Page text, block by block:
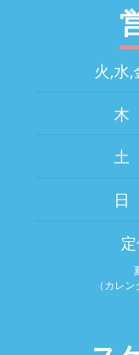
火,水
木
土
日
（カレ